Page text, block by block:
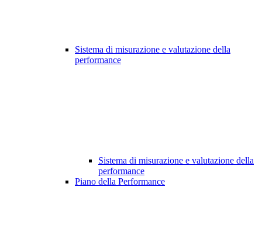
Sistema di misurazione e valutazione della
performance
Sistema di misurazione e valutazione della
performance
Piano della Performance